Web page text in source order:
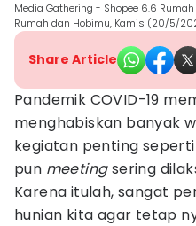
Media Gathering - Shopee 6.6
Rumah dan Hobimu, Kamis (20/5/
Share Article
Pandemik COVID-19
menghabiskan banyak
kegiatan penting
pun meetingsering
Karena itulah, sangat
hunian kita agar tetap